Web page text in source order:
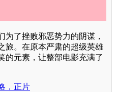
为了挫败邪恶势力的阴谋，
旅。在原本严肃的超级英雄
的元素，让整部电影充满了
，正片